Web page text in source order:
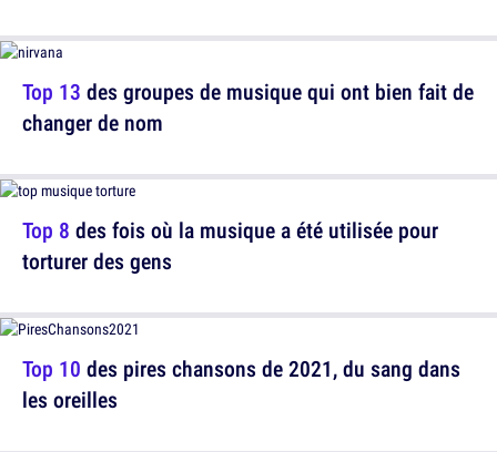
Top 8 des fois où la musique a été utilisée pour
torturer des gens
Top 13 des groupes de musique qui ont bien fait de
changer de nom
Top 10 des pires chansons de 2021, du sang dans
les oreilles